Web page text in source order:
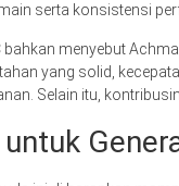
serta konsistensi
bahkan menyebut
yang solid,
Selain itu,